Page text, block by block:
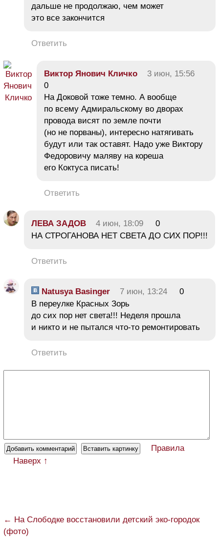
дальше не продолжаю, чем может
это все закончится
Ответить
Виктор Янович Кличко
3 июн, 15:56
0
На Доковой тоже темно. А вообще
по всему Адмиральскому во дворах
провода висят по земле почти
(но не порваны), интересно натягивать
будут или так оставят. Надо уже Виктору
Федоровичу маляву на кореша
его Коктуса писать!
Ответить
ЛЕВА ЗАДОВ 4 июн, 18:09
0
НА СТРОГАНОВА НЕТ СВЕТА ДО СИХ ПОР!!!
Ответить
Natusya Basinger 7 июн, 13:24
0
В переулке Красных Зорь
до сих пор нет света!!! Неделя прошла
и никто и не пытался что-то ремонтировать
Ответить
Правила
Наверх ↑
← На Слободке восстановили детский эко-городок
(фото)